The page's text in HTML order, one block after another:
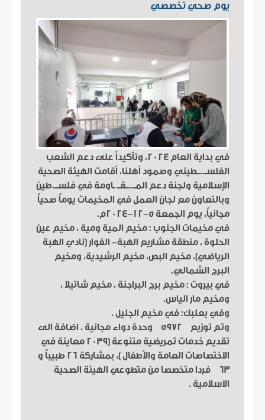
يوم صحي تخصصي
في بداية العام 2024، وتأكيداً على دعم الشعب
الفلســ.ــطيني وصمود أهلنا، أقامت الهيئة الصحية
الإسلامية ولجنة دعم المــ.ــقــ ـاومة في فلســ.طين
وبالتعاون مع لجان العمل في المخيمات يوماً صحياً
مجانياً، يوم الجمعة 5-12-2024م.
في مخيمات الجنوب : مخيم المية ومية ، مخيم عين
الحلوة ، منطقة مشاريع الهبة- الفوار (نادي الهبة
الرياضي)، مخيم البص، مخيم الرشيدية، ومخيم
البرج الشمالي.
في بيروت : مخيم برج البراجنة ، مخيم شاتيلا ،
ومخيم مار الياس.
وفي بعلبك: في مخيم الجليل .
وتم توزيع 5972 وحدة دواء مجانية ، اضافة الى
تقديم خدمات تمريضية متنوعة (2039 معاينة في
الاختصاصات العامة والأطفال )، بمشاركة 26 طبيباً و
63 فردا متخصصا من متطوعي الهيئة الصحية
الاسلامية .